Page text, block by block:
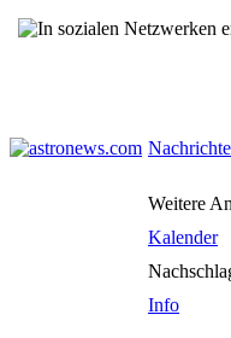
Weitere
Kalender
Info